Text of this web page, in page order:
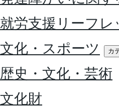
就労支援リーフレ
文化・スポーツ
カ
歴史・文化・芸術
文化財